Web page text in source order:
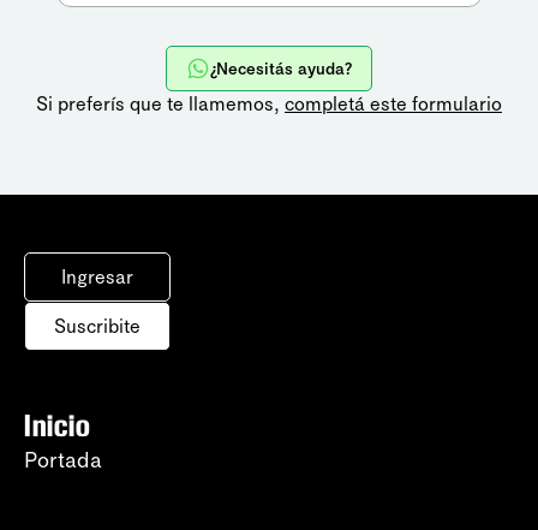
¿Necesitás ayuda?
Si preferís que te llamemos, completá este formulario
Ingresar
Suscribite
Inicio
Portada